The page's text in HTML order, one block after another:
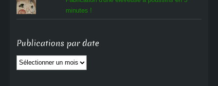
minutes !
Publications par date
Publications
par